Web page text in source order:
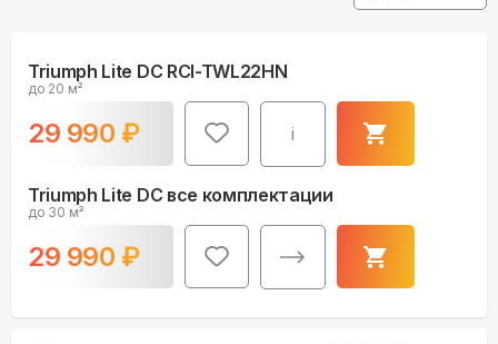
Triumph Lite DC RCI-TWL22HN
до 20 м²
29 990 ₽ i
Triumph Lite DC все комплектации
до 30 м²
29 990 ₽